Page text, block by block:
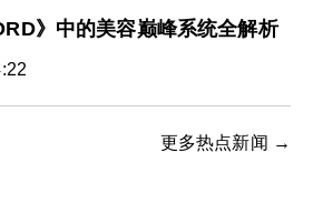
》中的美容巅峰系统全解析
更多热点新闻 →